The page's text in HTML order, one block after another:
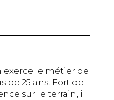
le métier de
de 25 ans. Fort de
sur le terrain, il